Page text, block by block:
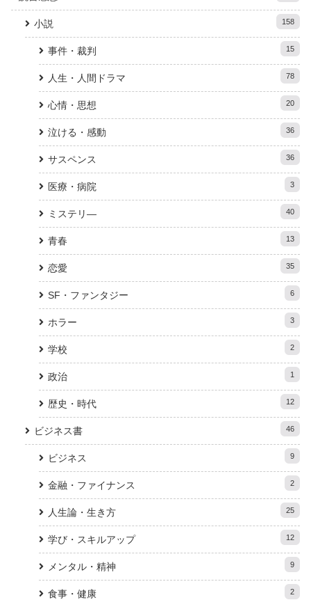
小説 158
事件・裁判 15
人生・人間ドラマ 78
心情・思想 20
泣ける・感動 36
サスペンス 36
医療・病院 3
ミステリ― 40
青春 13
恋愛 35
SF・ファンタジー 6
ホラー 3
学校 2
政治 1
歴史・時代 12
ビジネス書 46
ビジネス 9
金融・ファイナンス 2
人生論・生き方 25
学び・スキルアップ 12
メンタル・精神 9
食事・健康 2